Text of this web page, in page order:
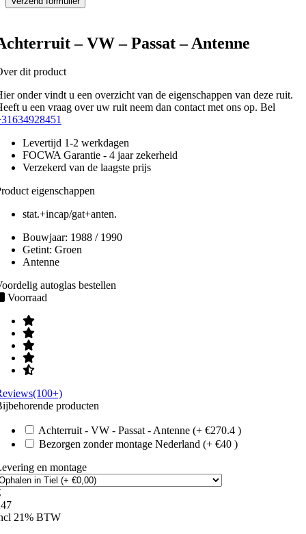
– VW – Passat – Antenne
dit product
onder vindt u een overzicht van de eigenschappen van deze ruit.
u een vraag over uw ruit neem dan contact met ons op. Bel
Levertijd 1-2 werkdagen
FOCWA Garantie - 4 jaar zekerheid
Verzekerd van de laagste prijs
eigenschappen
stat.+incap/gat+anten.
Bouwjaar: 1988 / 1990
Getint: Groen
Antenne
autoglas bestellen
Voorraad
producten
Achterruit - VW - Passat - Antenne (+ €270.4 )
Bezorgen zonder montage Nederland (+ €40 )
en montage
21% BTW